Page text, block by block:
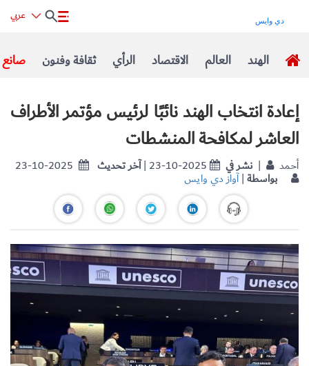
صانع ثقافة وفنون الرأي الاقتصاد العالم الهند
إعادة انتخاب الهند نائبًا لرئيس مؤتمر الأطراف
العاشر لمكافحة المنشطات
23-10-2025 آخر تحديث| 23-10-2025 نشر في | أحمد
بواسطة|آواز دي وايس